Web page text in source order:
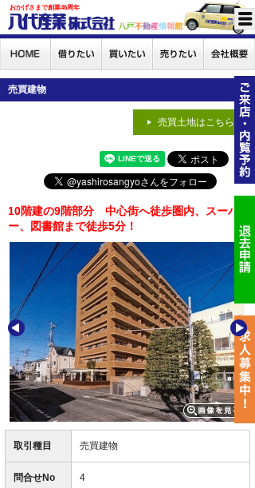
おかげさまで創業46周年
売買建物
売買土地はこちら
10階建の9階部分 中心街へ徒歩圏内、スーパ
ー、図書館まで徒歩5分！
取引種目 売買建物
問合せNo 4